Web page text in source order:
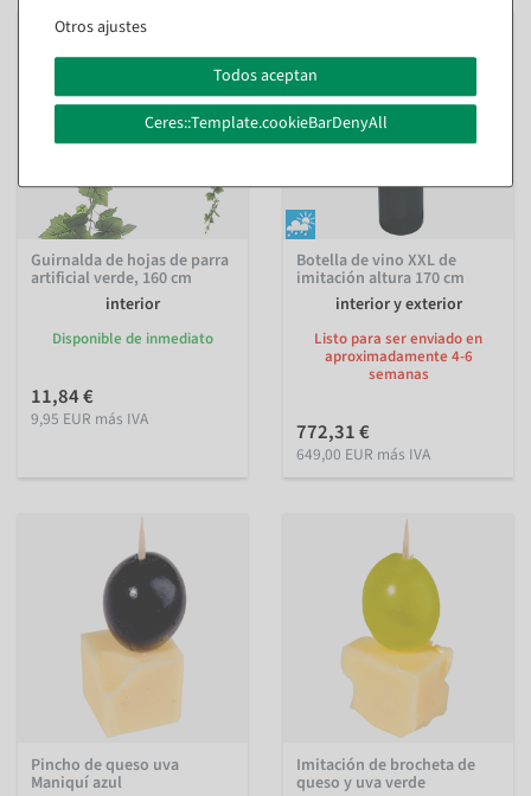
Guirnalda de hojas de parra
artificial verde, 160 cm
interior
Disponible de inmediato
11,84 €
9,95 EUR más IVA
Botella de vino XXL de
imitación altura 170 cm
interior y exterior
Listo para ser enviado en
aproximadamente 4-6
semanas
772,31 €
649,00 EUR más IVA
Pincho de queso uva
Maniquí azul
Imitación de brocheta de
queso y uva verde
Otros ajustes
Todos aceptan
Ceres::Template.cookieBarDenyAll